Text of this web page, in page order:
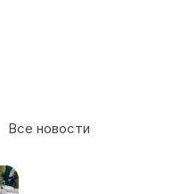
Все новости